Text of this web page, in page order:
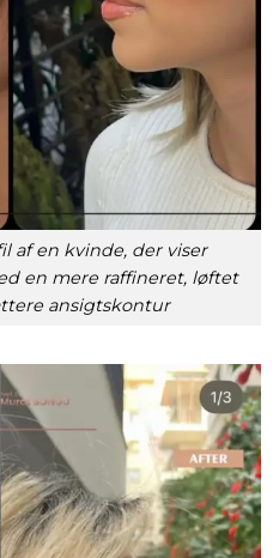
af en kvinde, der viser
en mere raffineret, løftet
ansigtskontur